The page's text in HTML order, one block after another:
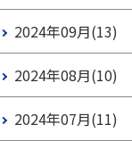
2024年09月(13)
2024年08月(10)
2024年07月(11)